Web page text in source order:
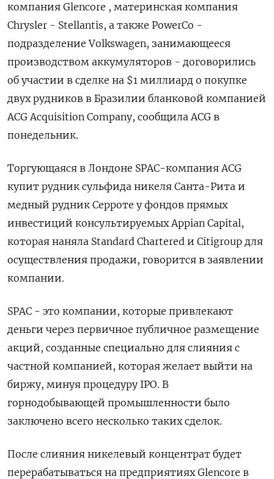
компания Glencore , материнская компания
Chrysler - Stellantis, а также PowerCo -
подразделение Volkswagen, занимающееся
производством аккумуляторов - договорились
об участии в сделке на $1 миллиард о покупке
двух рудников в Бразилии бланковой компанией
ACG Acquisition Company, сообщила ACG в
понедельник.
Торгующаяся в Лондоне SPAC-компания ACG
купит рудник сульфида никеля Санта-Рита и
медный рудник Серроте у фондов прямых
инвестиций консультируемых Appian Capital,
которая наняла Standard Chartered и Citigroup для
осуществления продажи, говорится в заявлении
компании.
SPAC - это компании, которые привлекают
деньги через первичное публичное размещение
акций, созданные специально для слияния с
частной компанией, которая желает выйти на
биржу, минуя процедуру IPO. В
горнодобывающей промышленности было
заключено всего несколько таких сделок.
После слияния никелевый концентрат будет
перерабатываться на предприятиях Glencore в